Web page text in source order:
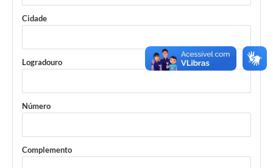
Cidade
Logradouro
Número
Complemento